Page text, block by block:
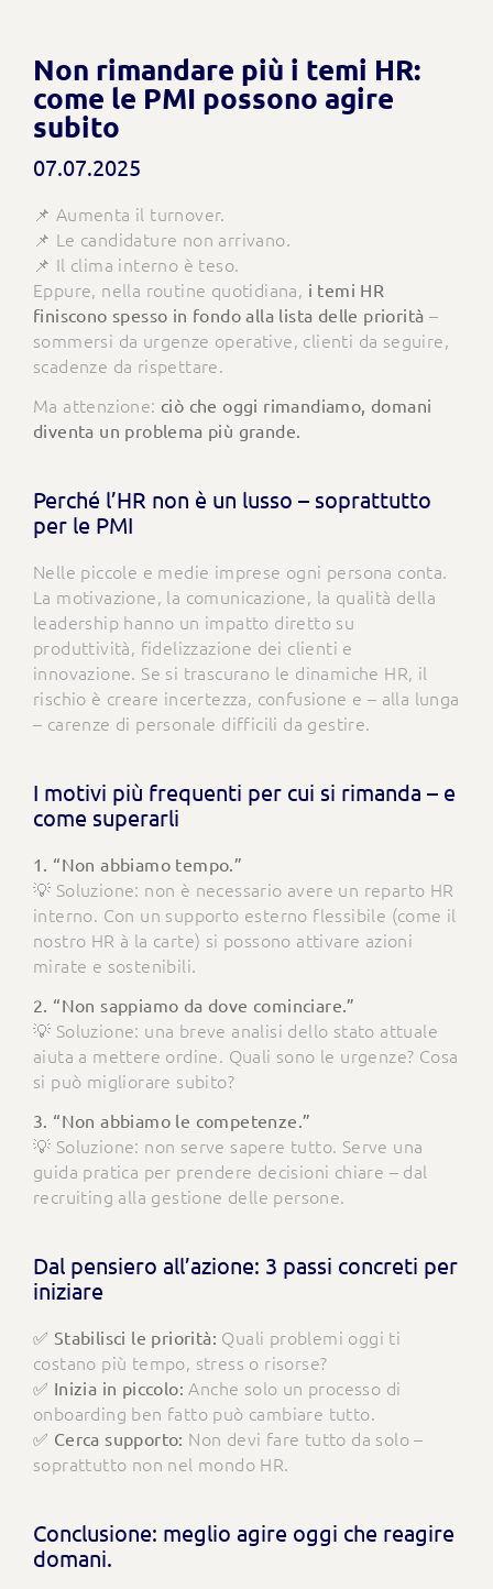
Non rimandare più i temi HR:
come le PMI possono agire
subito
07.07.2025
📌 Aumenta il turnover.
📌 Le candidature non arrivano.
📌 Il clima interno è teso.
Eppure, nella routine quotidiana, i temi HR
finiscono spesso in fondo alla lista delle priorità –
sommersi da urgenze operative, clienti da seguire,
scadenze da rispettare.
Ma attenzione: ciò che oggi rimandiamo, domani
diventa un problema più grande.
Perché l’HR non è un lusso – soprattutto
per le PMI
Nelle piccole e medie imprese ogni persona conta.
La motivazione, la comunicazione, la qualità della
leadership hanno un impatto diretto su
produttività, fidelizzazione dei clienti e
innovazione. Se si trascurano le dinamiche HR, il
rischio è creare incertezza, confusione e – alla lunga
– carenze di personale difficili da gestire.
I motivi più frequenti per cui si rimanda – e
come superarli
1. “Non abbiamo tempo.”
💡 Soluzione: non è necessario avere un reparto HR
interno. Con un supporto esterno flessibile (come il
nostro HR à la carte) si possono attivare azioni
mirate e sostenibili.
2. “Non sappiamo da dove cominciare.”
💡 Soluzione: una breve analisi dello stato attuale
aiuta a mettere ordine. Quali sono le urgenze? Cosa
si può migliorare subito?
3. “Non abbiamo le competenze.”
💡 Soluzione: non serve sapere tutto. Serve una
guida pratica per prendere decisioni chiare – dal
recruiting alla gestione delle persone.
Dal pensiero all’azione: 3 passi concreti per
iniziare
✅ Stabilisci le priorità: Quali problemi oggi ti
costano più tempo, stress o risorse?
✅ Inizia in piccolo: Anche solo un processo di
onboarding ben fatto può cambiare tutto.
✅ Cerca supporto: Non devi fare tutto da solo –
soprattutto non nel mondo HR.
Conclusione: meglio agire oggi che reagire
domani.